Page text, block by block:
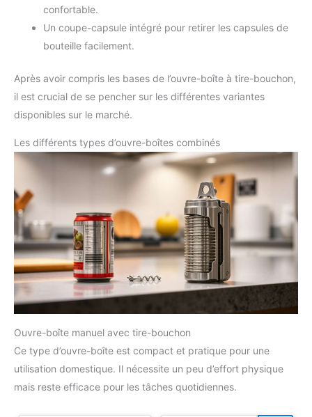
confortable.
Un coupe-capsule intégré pour retirer les capsules de
bouteille facilement.
Après avoir compris les bases de l’ouvre-boîte à tire-bouchon,
il est crucial de se pencher sur les différentes variantes
disponibles sur le marché.
Les différents types d’ouvre-boîtes combinés
Ouvre-boîte manuel avec tire-bouchon
Ce type d’ouvre-boîte est compact et pratique pour une
utilisation domestique. Il nécessite un peu d’effort physique
mais reste efficace pour les tâches quotidiennes.